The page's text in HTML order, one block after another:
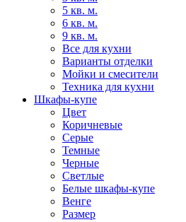
5 кв. м.
6 кв. м.
9 кв. м.
Все для кухни
Варианты отделки
Мойки и смесители
Техника для кухни
Шкафы-купе
Цвет
Коричневые
Серые
Темные
Черные
Светлые
Белые шкафы-купе
Венге
Размер